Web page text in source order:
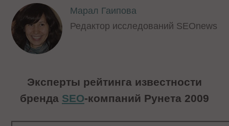
Марал Гаипова
Редактор исследований SEOnews
Эксперты рейтинга известности
бренда SEO-компаний Рунета 2009